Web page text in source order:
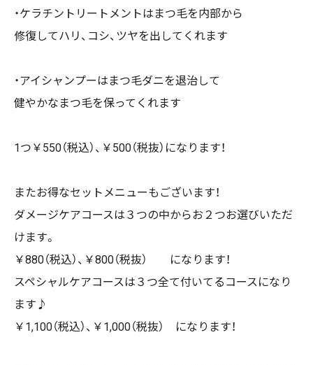
・ケラチントリートメントはまつ毛を内部から
修復してハリ、コシ、ツヤを出してくれます
・アイシャンプーはまつ毛ダニを退治して
健やかなまつ毛を保ってくれます
1つ￥550（税込）、￥500（税抜）になります！
またお得なセットメニューもございます！
ダメージケアコースは３つの中からお２つお選びいただ
けます。
￥880（税込）、￥800（税抜） になります！
スペシャルケアコースは３つ全て付いてるコースになり
ます♪
￥1,100（税込）、￥1,000（税抜） になります！